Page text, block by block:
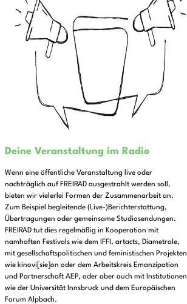
Deine Veranstaltung im Radio
Wenn eine öffentliche Veranstaltung live oder
nachträglich auf FREIRAD ausgestrahlt werden soll,
bieten wir vielerlei Formen der Zusammenarbeit an.
Zum Beispiel begleitende (Live-)Berichterstattung,
Übertragungen oder gemeinsame Studiosendungen.
FREIRAD tut dies regelmäßig in Kooperation mit
namhaften Festivals wie dem IFFI, artacts, Diametrale,
mit gesellschaftspolitischen und feministischen Projekten
wie kinovi[sie]on oder dem Arbeitskreis Emanzipation
und Partnerschaft AEP, oder aber auch mit Institutionen
wie der Universität Innsbruck und dem Europäischen
Forum Alpbach.